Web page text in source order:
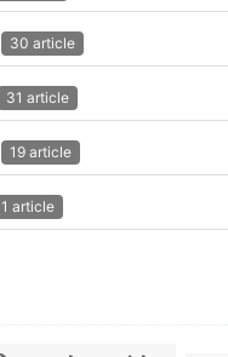
30 article
31 article
19 article
1 article